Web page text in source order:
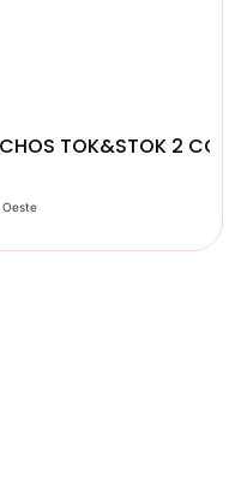
TOK&STOK 2
Oeste